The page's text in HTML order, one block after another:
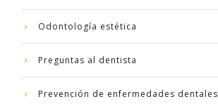
Odontología estética
Preguntas al dentista
Prevención de enfermedades dentales